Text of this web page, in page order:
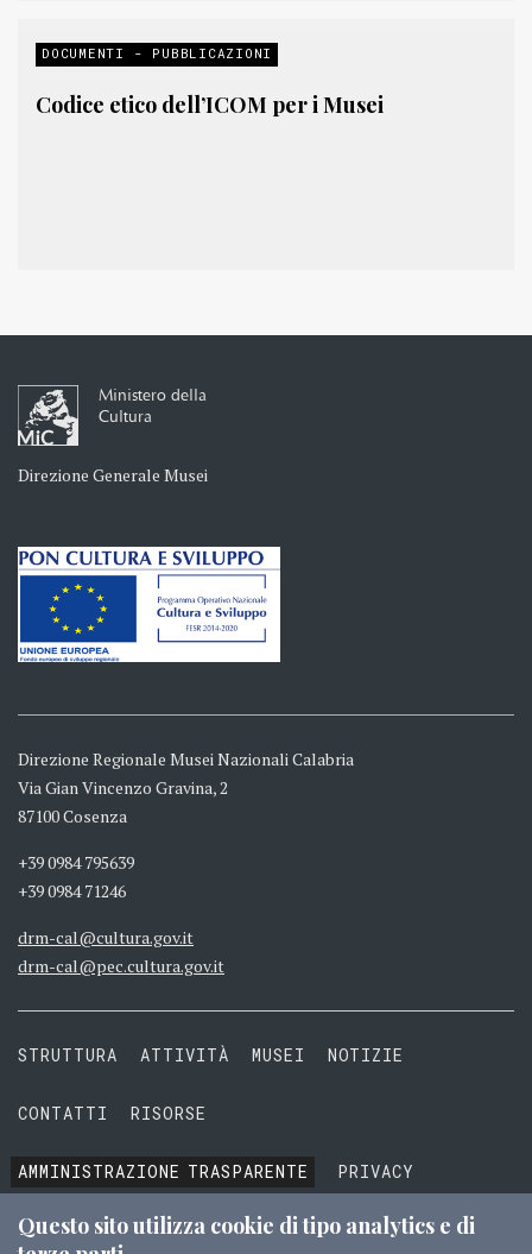
DOCUMENTI - PUBBLICAZIONI
Codice etico dell’ICOM per i Musei
Ministero della
Cultura
Direzione Generale Musei
Direzione Regionale Musei Nazionali Calabria
Via Gian Vincenzo Gravina, 2
87100 Cosenza
+39 0984 795639
+39 0984 71246
drm-cal@cultura.gov.it
drm-cal@pec.cultura.gov.it
STRUTTURA ATTIVITÀ MUSEI NOTIZIE
CONTATTI RISORSE
AMMINISTRAZIONE TRASPARENTE
PRIVACY
COOKIE
TERMINI E CONDIZIONI
Questo sito utilizza cookie di tipo analytics e di